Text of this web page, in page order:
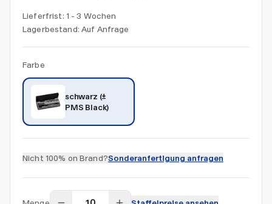
Lieferfrist: 1 - 3 Wochen
Lagerbestand: Auf Anfrage
Farbe
schwarz (±
PMS Black)
Nicht 100% on Brand?Sonderanfertigung anfragen